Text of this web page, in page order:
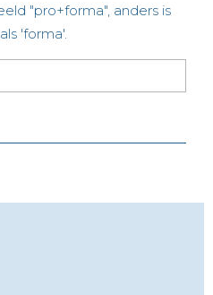
"pro+forma", anders is
'forma'.